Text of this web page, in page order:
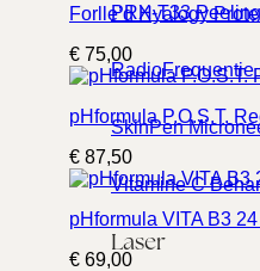
PRX-T33 Peeling
RadioFrequentie
SkinPen
Vitamine C
Laser
Forlle’d Hyalogy
€ 75,00
pHformula P.O.S.T.
€ 87,50
pHformula VITA B3
€ 69,00